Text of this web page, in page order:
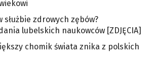
służbie zdrowych zębów?
lubelskich naukowców [ZDJĘCIA]
chomik świata znika z polskich